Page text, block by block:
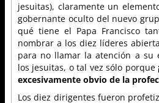
jesuitas), claramente un
gobernante oculto del nuevo
qué tiene el Papa Francisco
nombrar a los diez líderes
para no llamar la atención a su
los jesuitas, o tal vez sólo porque
excesivamente obvio de la
Los diez dirigentes fueron